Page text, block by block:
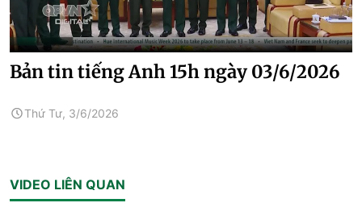
Bản tin tiếng Anh 15h ngày 03/6/2026
Thứ Tư, 3/6/2026
VIDEO LIÊN QUAN